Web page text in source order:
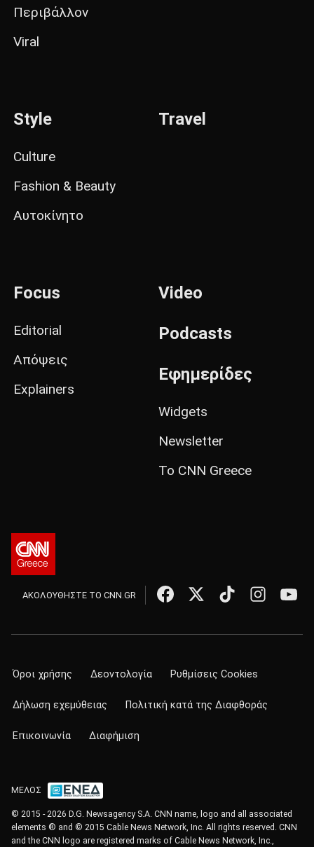
Περιβάλλον
Viral
Style
Culture
Fashion & Beauty
Αυτοκίνητο
Travel
Focus
Editorial
Απόψεις
Explainers
Video
Podcasts
Εφημερίδες
Widgets
Newsletter
Το CNN Greece
ΑΚΟΛΟΥΘΗΣΤΕ ΤΟ CNN.GR
Όροι χρήσης Δεοντολογία Ρυθμίσεις Cookies
Δήλωση εχεμύθειας Πολιτική κατά της Διαφθοράς
Επικοινωνία Διαφήμιση
ΜΕΛΟΣ
© 2015 - 2026 D.G. Newsagency S.A. CNN name, logo and all associated
elements ® and © 2015 Cable News Network, Inc. All rights reserved. CNN
and the CNN logo are registered marks of Cable News Network, Inc.,